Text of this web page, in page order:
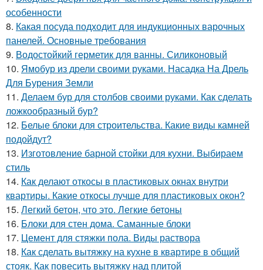
особенности
8. Какая посуда подходит для индукционных варочных
панелей. Основные требования
9. Водостойкий герметик для ванны. Силиконовый
10. Ямобур из дрели своими руками. Насадка На Дрель
Для Бурения Земли
11. Делаем бур для столбов своими руками. Как сделать
ложкообразный бур?
12. Белые блоки для строительства. Какие виды камней
подойдут?
13. Изготовление барной стойки для кухни. Выбираем
стиль
14. Как делают откосы в пластиковых окнах внутри
квартиры. Какие откосы лучше для пластиковых окон?
15. Легкий бетон, что это. Легкие бетоны
16. Блоки для стен дома. Саманные блоки
17. Цемент для стяжки пола. Виды раствора
18. Как сделать вытяжку на кухне в квартире в общий
стояк. Как повесить вытяжку над плитой